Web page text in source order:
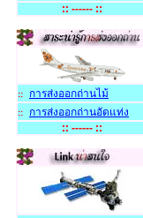
:: ------ ::
:: การส่งออกถ่านไม
::
การส่งออกถ่านอัดแท่ง
:: ------ ::